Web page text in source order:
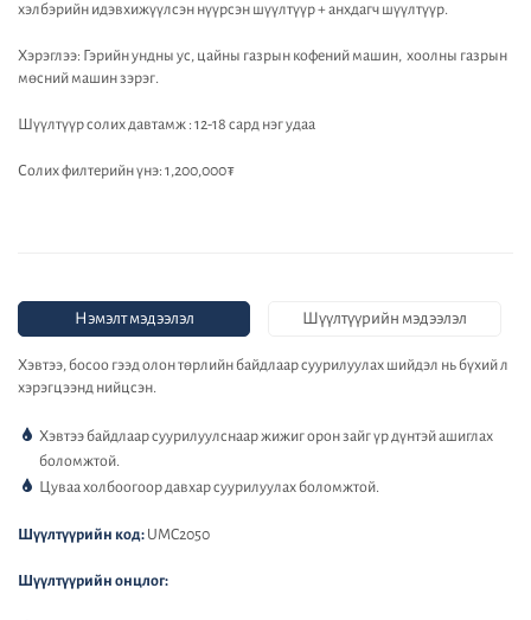
хэлбэрийн идэвхижүүлсэн нүүрсэн шүүлтүүр + анхдагч шүүлтүүр.
Хэрэглээ: Гэрийн ундны ус, цайны газрын кофений машин, хоолны газрын
мөсний машин зэрэг.
Шүүлтүүр солих давтамж : 12-18 сард нэг удаа
Солих филтерийн үнэ: 1,200,000₮
Нэмэлт мэдээлэл Шүүлтүүрийн мэдээлэл
Хэвтээ, босоо гээд олон төрлийн байдлаар суурилуулах шийдэл нь бүхий л
хэрэгцээнд нийцсэн.
Хэвтээ байдлаар суурилуулснаар жижиг орон зайг үр дүнтэй ашиглах
боломжтой.
Цуваа холбоогоор давхар суурилуулах боломжтой.
Шүүлтүүрийн код: UMC2050
Шүүлтүүрийн онцлог: